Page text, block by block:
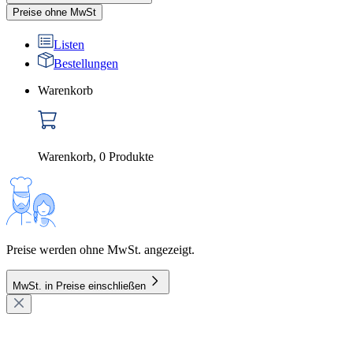
Preise ohne MwSt
Listen
Bestellungen
Warenkorb
Warenkorb, 0 Produkte
Preise werden ohne MwSt. angezeigt.
MwSt. in Preise einschließen